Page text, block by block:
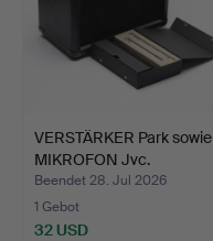
VERSTÄRKER Park sowie
MIKROFON Jvc.
Beendet 28. Jul 2026
1 Gebot
32 USD